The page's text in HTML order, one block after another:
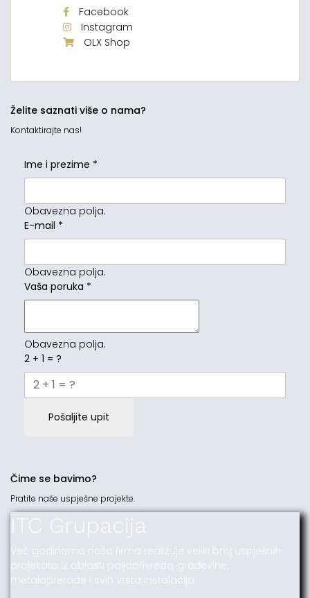
Facebook
Instagram
OLX Shop
Želite saznati više o nama?
Kontaktirajte nas!
Ime i prezime *
Obavezna polja.
E-mail *
Obavezna polja.
Vaša poruka *
Obavezna polja.
2 + 1 = ?
Pošaljite upit
Čime se bavimo?
Pratite naše uspješne projekte.
ITC Grupacija
Već godinama naša firma realizuje veliki broj uspješnih
projekata iz oblasti poljoprivrede, građevine,
metaloprerade i svih vrsta instalacija.